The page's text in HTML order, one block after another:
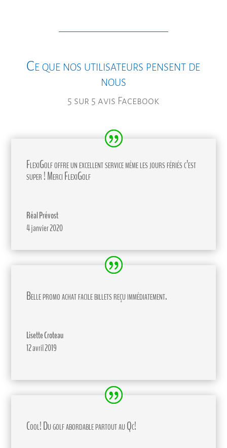
Ce que nos utilisateurs pensent de
nous
5 sur 5 avis Facebook
FlexiGolf offre un excellent service même les jours fériés c’est
super ! Merci FlexiGolf
Réal Prévost
4 janvier 2020
Belle promo achat facile billets reçu immédiatement.
Lisette Croteau
12 avril 2019
Cool! Du golf abordable partout au Qc!